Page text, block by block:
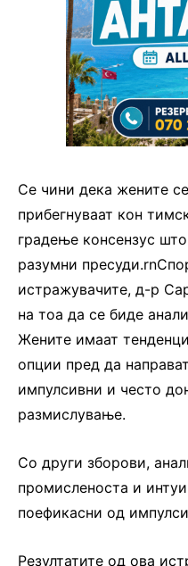
Се чини дека жените
прибегнуваат кон
градење консензус
разумни
истражувачите, д-р
на тоа да се биде
Жените имаат
опции пред да
импулсивни и често
размислување.
Со други зборови,
промисленоста и
поефикасни од
Резултатите од ова